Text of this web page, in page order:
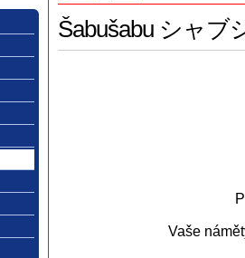
Šabušabu シャブ
Vaše